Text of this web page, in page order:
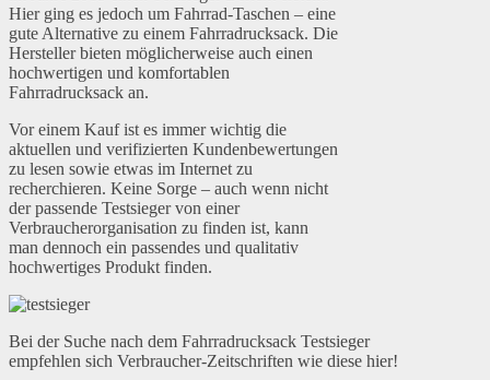
Hier ging es jedoch um Fahrrad-Taschen – eine
gute Alternative zu einem Fahrradrucksack. Die
Hersteller bieten möglicherweise auch einen
hochwertigen und komfortablen
Fahrradrucksack an.
Vor einem Kauf ist es immer wichtig die
aktuellen und verifizierten Kundenbewertungen
zu lesen sowie etwas im Internet zu
recherchieren. Keine Sorge – auch wenn nicht
der passende Testsieger von einer
Verbraucherorganisation zu finden ist, kann
man dennoch ein passendes und qualitativ
hochwertiges Produkt finden.
Bei der Suche nach dem Fahrradrucksack Testsieger
empfehlen sich Verbraucher-Zeitschriften wie diese hier!